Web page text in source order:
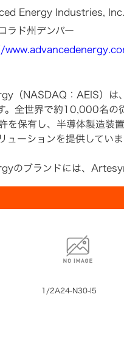
Energy Industries, Inc.
ラド州デンバー
（NASDAQ：AEIS）は
。全世界で約10,000名の
を保有し、半導体製造装
ューションを提供していま
のブランドには、
1/2A24-N30-I5